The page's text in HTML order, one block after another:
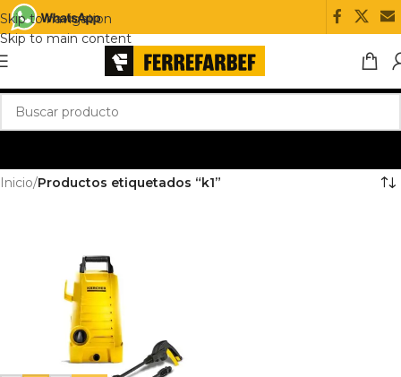
Skip to navigation
Skip to main content
Inicio/Productos etiquetados “k1”